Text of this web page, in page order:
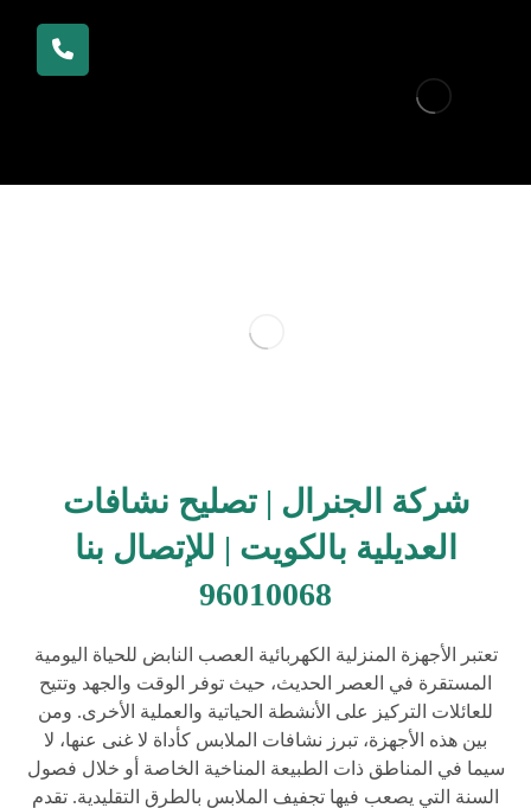
شركة الجنرال | تصليح نشافات
العديلية بالكويت | للإتصال بنا
96010068
تعتبر الأجهزة المنزلية الكهربائية العصب النابض للحياة اليومية
المستقرة في العصر الحديث، حيث توفر الوقت والجهد وتتيح
للعائلات التركيز على الأنشطة الحياتية والعملية الأخرى. ومن
بين هذه الأجهزة، تبرز نشافات الملابس كأداة لا غنى عنها، لا
سيما في المناطق ذات الطبيعة المناخية الخاصة أو خلال فصول
السنة التي يصعب فيها تجفيف الملابس بالطرق التقليدية. تقدم